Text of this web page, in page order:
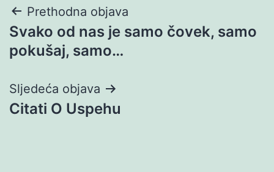
Navigacija
objava
Prethodna objava
Svako od nas je samo čovek, samo
pokušaj, samo…
Sljedeća objava
Citati O Uspehu